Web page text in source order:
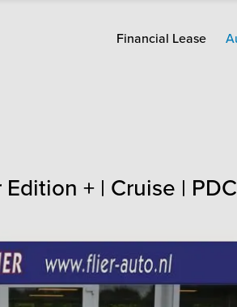
Financial Lease
+ | Cruise |